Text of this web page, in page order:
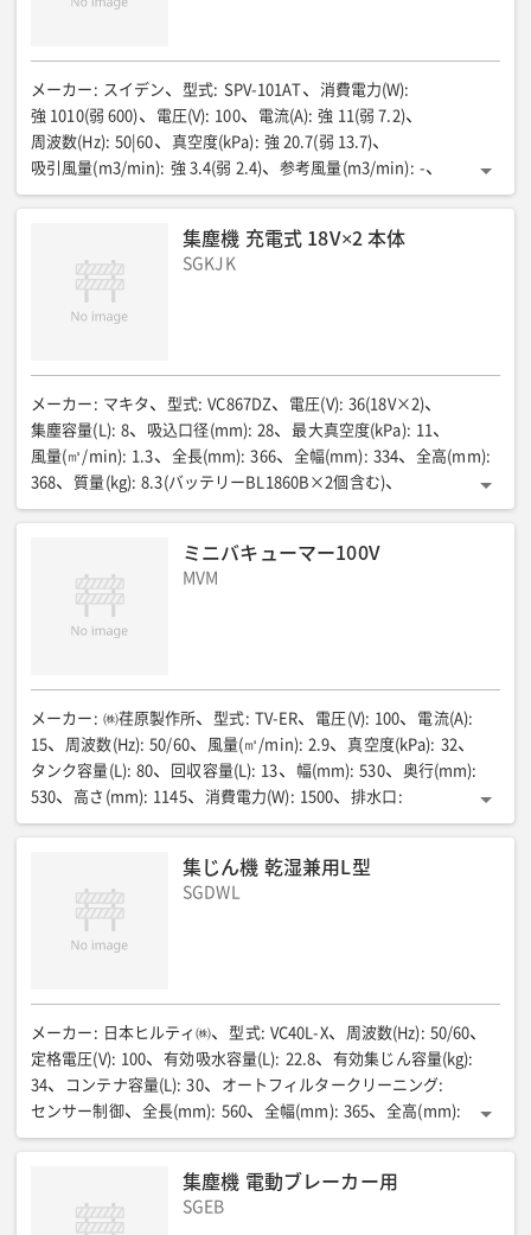
メーカー : スイデン 型式: SPV-101AT 消費電力(W):
強 1010(弱 600)
電圧(V): 100 電流(A): 強 11(弱 7.2)
周波数(Hz): 50|60 真空度(kPa): 強 20.7(弱 13.7)
吸引風量(m3/min): 強 3.4(弱 2.4) 参考風量(m3/min): -
集塵容量(L): - タンク容量(L)(: 5(液体4) 全長(mm): 230
集塵機 充電式 18V×2 本体
SGKJK
メーカー : マキタ 型式: VC867DZ 電圧(V): 36(18V×2)
集塵容量(L): 8 吸込口径(mm): 28 最大真空度(kPa): 11
風量(㎥/min): 1.3 全長(mm): 366 全幅(mm): 334 全高(mm):
368
質量(kg): 8.3(バッテリーBL1860B×2個含む)
運転音(吸込力「5」)(dB): 59 運転音(吸込力「1」)(dB): 51
最大吸込仕事率(吸込力「1」)(W) : 25
ミニバキューマー100V
MVM
メーカー : ㈱荏原製作所 型式: TV-ER 電圧(V): 100 電流(A):
15
周波数(Hz): 50/60 風量(㎥/min): 2.9 真空度(kPa): 32
タンク容量(L): 80 回収容量(L): 13 幅(mm): 530 奥行(mm):
530
高さ(mm): 1145 消費電力(W): 1500 排水口 :
25Aタケノコ
重量(kg): 65
集じん機 乾湿兼用L型
SGDWL
メーカー : 日本ヒルティ㈱ 型式: VC40L-X 周波数(Hz): 50/60
定格電圧(V): 100 有効吸水容量(L): 22.8 有効集じん容量(kg):
34
コンテナ容量(L): 30 オートフィルタークリーニング:
センサー制御
全長(mm): 560 全幅(mm): 365 全高(mm):
590
質量(kg): 14.4 電源: コード式
集塵機 電動ブレーカー用
SGEB